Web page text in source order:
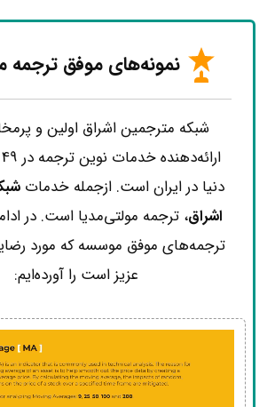
نمونه‌های موفق ترجمه
شبکه مترجمین اشراق اولین و
دنیا در ایران است. ازجمله خدمات
اشراق
ترجمه‌های موفق موسسه که مورد
عزیز است را آورده‌ایم: